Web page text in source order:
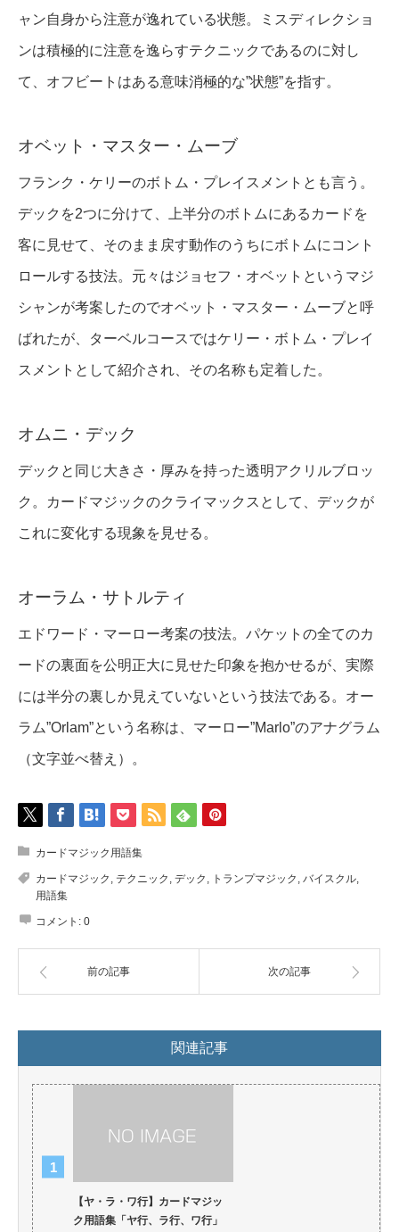
ャン自身から注意が逸れている状態。ミスディレクショ
ンは積極的に注意を逸らすテクニックであるのに対し
て、オフビートはある意味消極的な”状態”を指す。
オベット・マスター・ムーブ
フランク・ケリーのボトム・プレイスメントとも言う。
デックを2つに分けて、上半分のボトムにあるカードを
客に見せて、そのまま戻す動作のうちにボトムにコント
ロールする技法。元々はジョセフ・オベットというマジ
シャンが考案したのでオベット・マスター・ムーブと呼
ばれたが、ターベルコースではケリー・ボトム・プレイ
スメントとして紹介され、その名称も定着した。
オムニ・デック
デックと同じ大きさ・厚みを持った透明アクリルブロッ
ク。カードマジックのクライマックスとして、デックが
これに変化する現象を見せる。
オーラム・サトルティ
エドワード・マーロー考案の技法。パケットの全てのカ
ードの裏面を公明正大に見せた印象を抱かせるが、実際
には半分の裏しか見えていないという技法である。オー
ラム”Orlam”という名称は、マーロー”Marlo”のアナグラム
（文字並べ替え）。
カードマジック用語集
カードマジック テクニック デック トランプマジック バイスクル
用語集
コメント: 0
前の記事 次の記事
関連記事
【ヤ・ラ・ワ行】カードマジッ
ク用語集「ヤ行、ラ行、ワ行」